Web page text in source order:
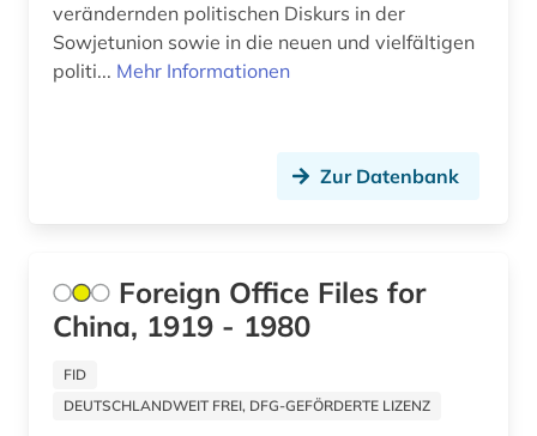
naher osten (1)
national archives london (2)
naturwissenschaften (2)
nordische staaten (1)
verändernden politischen Diskurs in der
Sowjetunion sowie in die neuen und vielfältigen
politi... Mehr Informationen
Zur Datenbank
Foreign Office Files for
China, 1919 - 1980
FID
DEUTSCHLANDWEIT FREI, DFG-GEFÖRDERTE LIZENZ